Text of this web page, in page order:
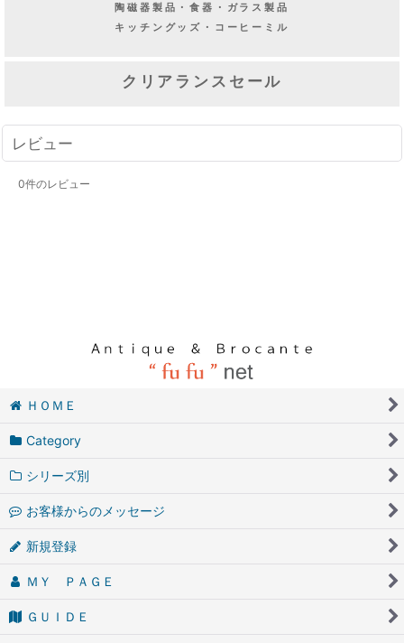
陶磁器製品・食器・ガラス製品
キッチングッズ・コーヒーミル
クリアランスセール
レビュー
0件のレビュー
ＨＯＭＥ
Category
シリーズ別
お客様からのメッセージ
新規登録
ＭＹ ＰＡＧＥ
ＧＵＩＤＥ